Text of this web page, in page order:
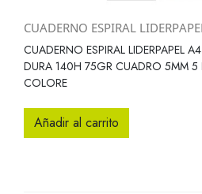
CUADERNO ESPIRAL
CUADERNO ESPIRAL LIDERPAPEL
DURA 140H 75GR CUADRO 5MM 5
COLORE
Añadir al carrito